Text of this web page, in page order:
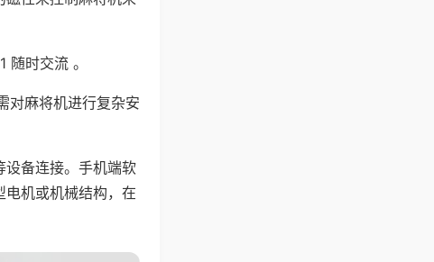
时交流 。
对麻将机进行复杂安
设备连接。手机端软
机或机械结构，在